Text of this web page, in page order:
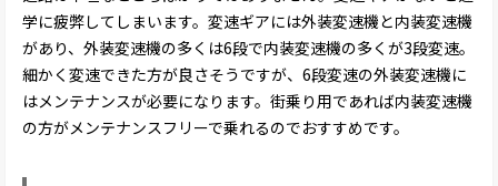
学に疲弊してしまいます。変速ギアには外装変速機と内装変速機
があり、外装変速機の多くは6段で内装変速機の多くが3段変速。
細かく変速できた方が良さそうですが、6段変速の外装変速機に
はメンテナンスが必要になります。街乗り用であれば内装変速機
の方がメンテナンスフリーで乗れるのでおすすめです。